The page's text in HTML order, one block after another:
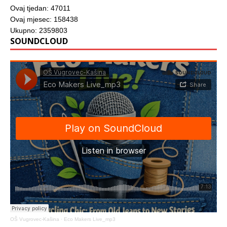
Ovaj tjedan: 47011
Ovaj mjesec: 158438
Ukupno: 2359803
SOUNDCLOUD
OŠ Vugrovec-Kašina · Eco Makers Live_mp3